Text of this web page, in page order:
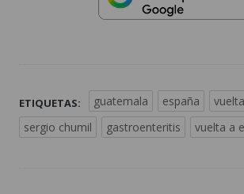
ETIQUETAS: guatemala españa
sergio chumil
gastroenteritis vuelta a